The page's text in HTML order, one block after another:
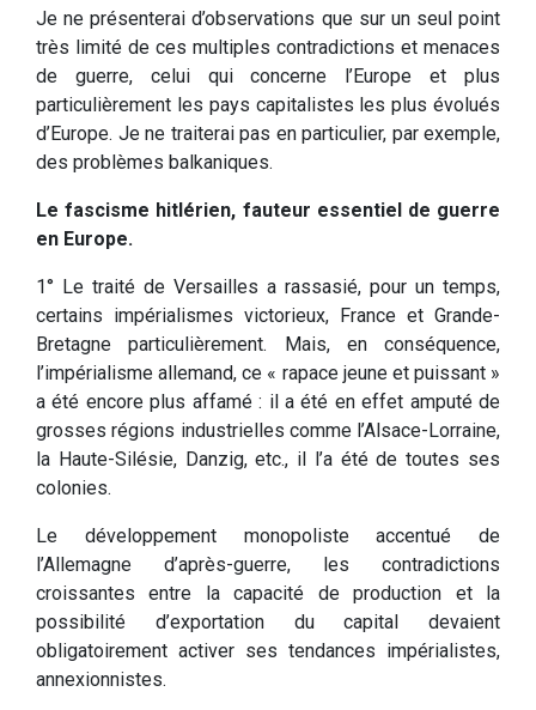
Je ne présenterai d’observations que sur un seul point
très limité de ces multiples contradictions et menaces
de guerre, celui qui concerne l’Europe et plus
particulièrement les pays capitalistes les plus évolués
d’Europe. Je ne traiterai pas en particulier, par exemple,
des problèmes balkaniques.
Le fascisme hitlérien, fauteur essentiel de guerre
en Europe.
1° Le traité de Versailles a rassasié, pour un temps,
certains impérialismes victorieux, France et Grande-
Bretagne particulièrement. Mais, en conséquence,
l’impérialisme allemand, ce « rapace jeune et puissant »
a été encore plus affamé : il a été en effet amputé de
grosses régions industrielles comme l’Alsace-Lorraine,
la Haute-Silésie, Danzig, etc., il l’a été de toutes ses
colonies.
Le développement monopoliste accentué de
l’Allemagne d’après-guerre, les contradictions
croissantes entre la capacité de production et la
possibilité d’exportation du capital devaient
obligatoirement activer ses tendances impérialistes,
annexionnistes.